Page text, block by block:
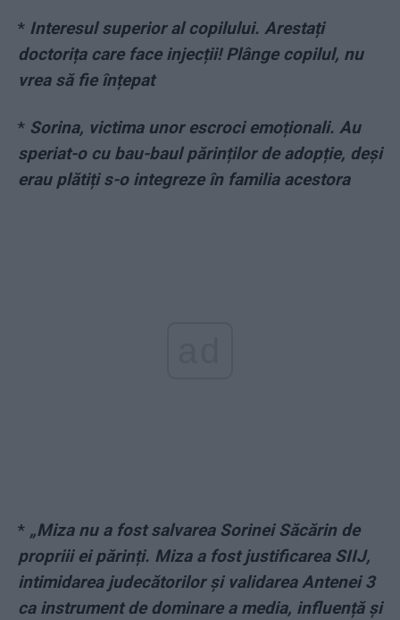
* Interesul superior al copilului. Arestați
doctorița care face injecții! Plânge copilul, nu
vrea să fie înțepat
* Sorina, victima unor escroci emoționali. Au
speriat-o cu bau-baul părinților de adopție, deși
erau plătiți s-o integreze în familia acestora
* „Miza nu a fost salvarea Sorinei Săcărin de
propriii ei părinți. Miza a fost justificarea SIIJ,
intimidarea judecătorilor și validarea Antenei 3
ca instrument de dominare a media, influență și